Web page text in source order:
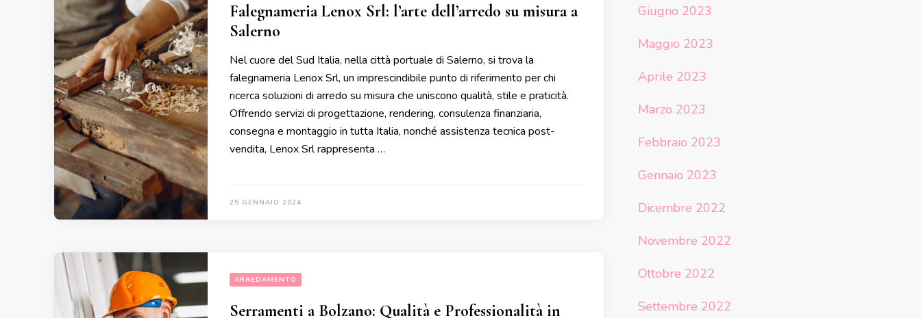
Falegnameria Lenox Srl: l’arte dell’arredo su misura a
Salerno
Nel cuore del Sud Italia, nella città portuale di Salerno, si trova la
falegnameria Lenox Srl, un imprescindibile punto di riferimento per chi
ricerca soluzioni di arredo su misura che uniscono qualità, stile e praticità.
Offrendo servizi di progettazione, rendering, consulenza finanziaria,
consegna e montaggio in tutta Italia, nonché assistenza tecnica post-
vendita, Lenox Srl rappresenta …
25 GENNAIO 2024
ARREDAMENTO
Serramenti a Bolzano: Qualità e Professionalità in
Giugno 2023
Maggio 2023
Aprile 2023
Marzo 2023
Febbraio 2023
Gennaio 2023
Dicembre 2022
Novembre 2022
Ottobre 2022
Settembre 2022